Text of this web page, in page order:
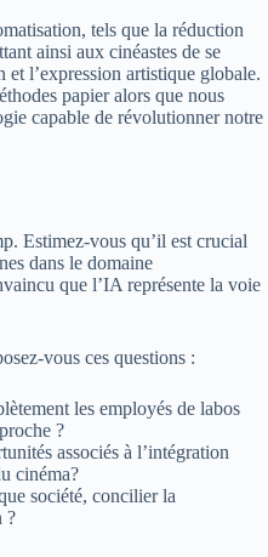
tels que la réduction
ainsi aux cinéastes de se
et l’expression artistique globale.
papier alors que nous
capable de révolutionner notre
Estimez-vous qu’il est crucial
dans le domaine
que l’IA représente la voie
vous ces questions :
les employés de labos
?
associés à l’intégration
cinéma?
société, concilier la
?